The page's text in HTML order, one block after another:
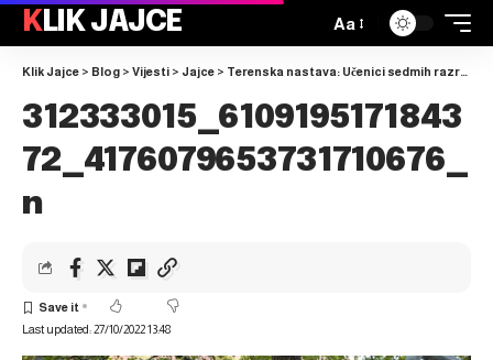
KLIK JAJCE Aa
Klik Jajce > Blog > Vijesti > Jajce > Terenska nastava: Učenici sedmih razreda posjetili jezero Balkana
312333015_6109195171843
72_4176079653731710676_
n
Last updated: 27/10/2022 13:48